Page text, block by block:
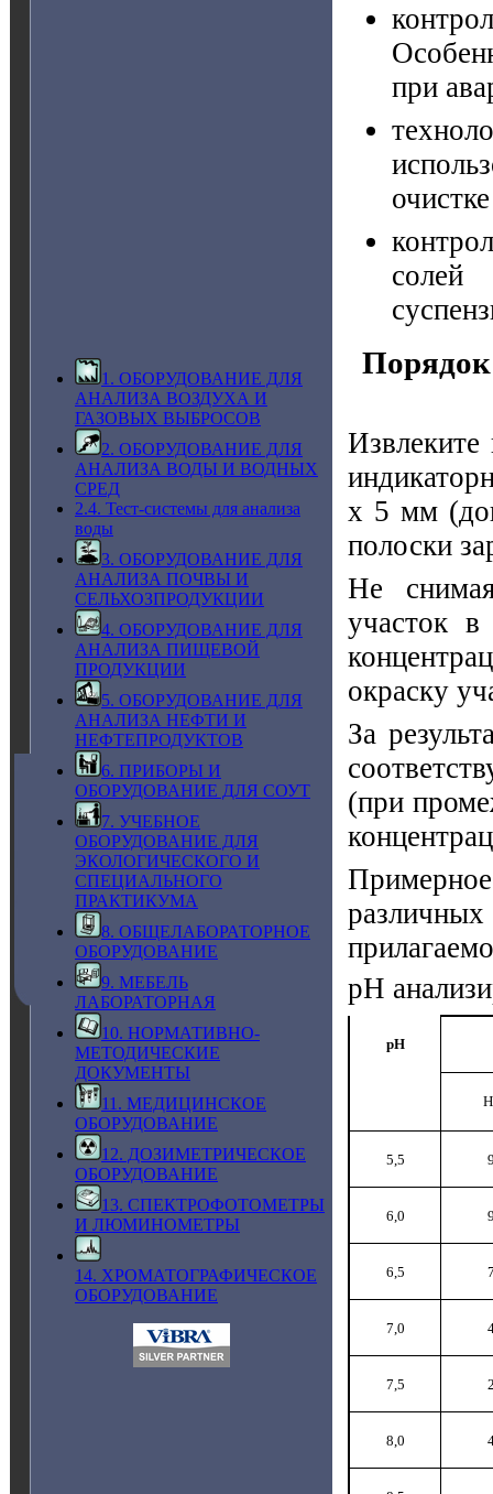
1. ОБОРУДОВАНИЕ ДЛЯ
АНАЛИЗА ВОЗДУХА И
ГАЗОВЫХ ВЫБРОСОВ
2. ОБОРУДОВАНИЕ ДЛЯ
АНАЛИЗА ВОДЫ И ВОДНЫХ
СРЕД
2.4. Тест-системы для анализа
воды
3. ОБОРУДОВАНИЕ ДЛЯ
АНАЛИЗА ПОЧВЫ И
СЕЛЬХОЗПРОДУКЦИИ
4. ОБОРУДОВАНИЕ ДЛЯ
АНАЛИЗА ПИЩЕВОЙ
ПРОДУКЦИИ
5. ОБОРУДОВАНИЕ ДЛЯ
АНАЛИЗА НЕФТИ И
НЕФТЕПРОДУКТОВ
6. ПРИБОРЫ И
ОБОРУДОВАНИЕ ДЛЯ СОУТ
7. УЧЕБНОЕ
ОБОРУДОВАНИЕ ДЛЯ
ЭКОЛОГИЧЕСКОГО И
СПЕЦИАЛЬНОГО
ПРАКТИКУМА
8. ОБЩЕЛАБОРАТОРНОЕ
ОБОРУДОВАНИЕ
9. МЕБЕЛЬ
ЛАБОРАТОРНАЯ
10. НОРМАТИВНО-
МЕТОДИЧЕСКИЕ
ДОКУМЕНТЫ
11. МЕДИЦИНСКОЕ
ОБОРУДОВАНИЕ
12. ДОЗИМЕТРИЧЕСКОЕ
ОБОРУДОВАНИЕ
13. СПЕКТРОФОТОМЕТРЫ
И ЛЮМИНОМЕТРЫ
14. ХРОМАТОГРАФИЧЕСКОЕ
ОБОРУДОВАНИЕ
при
солей
х 5 мм
полоски
Не
участок
окраску
За
(при
рН
pH
H
5,5
6,0
6,5
7,0
7,5
8,0